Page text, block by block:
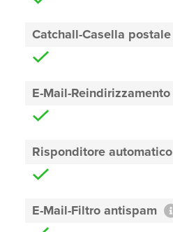
Catchall-Casella postale
E-Mail-Reindirizzamento
Risponditore automatico
E-Mail-Filtro antispam